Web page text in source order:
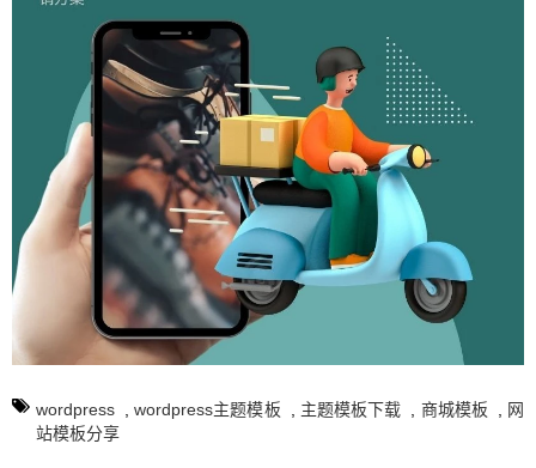
wordpress ,wordpress主题模板 主题模板下载 商城模板
网
站模板分享